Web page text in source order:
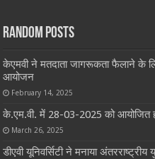
Random Posts
केएमवी ने मतदाता जागरूकता फैलाने के
आयोजन
February 14, 2025
के.एम.वी. में 28-03-2025 को आयोजित
March 26, 2025
डीएवी यूनिवर्सिटी ने मनाया अंतरराष्ट्रीय